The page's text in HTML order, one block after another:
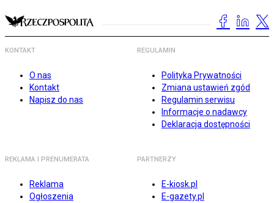
KONTAKT
O nas
Kontakt
Napisz do nas
REGULAMIN
Polityka Prywatności
Zmiana ustawień zgód
Regulamin serwisu
Informacje o nadawcy
Deklaracja dostępności
REKLAMA I PRENUMERATA
Reklama
Ogłoszenia
PARTNERZY
E-kiosk.pl
E-gazety.pl